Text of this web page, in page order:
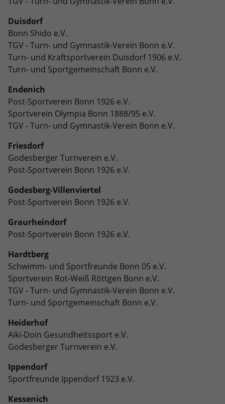
Duisdorf
Bonn Shido e.V.
TGV - Turn- und Gymnastik-Verein Bonn e.V.
Turn- und Kraftsportverein Duisdorf 1906 e.V.
Turn- und Sportgemeinschaft Bonn e.V.
Endenich
Post-Sportverein Bonn 1926 e.V.
Sportverein Olympia Bonn 1888/95 e.V.
TGV - Turn- und Gymnastik-Verein Bonn e.V.
Friesdorf
Godesberger Turnverein e.V.
Post-Sportverein Bonn 1926 e.V.
Godesberg-Villenviertel
Post-Sportverein Bonn 1926 e.V.
Graurheindorf
Post-Sportverein Bonn 1926 e.V.
Hardtberg
Schwimm- und Sportfreunde Bonn 05 e.V.
Sportverein Rot-Weiß Röttgen Bonn e.V.
TGV - Turn- und Gymnastik-Verein Bonn e.V.
Turn- und Sportgemeinschaft Bonn e.V.
Heiderhof
Aiki-Doin Gesundheitssport e.V.
Godesberger Turnverein e.V.
Ippendorf
Sportfreunde Ippendorf 1923 e.V.
Kessenich
eines Analyseberichts darüber, wie es
Seiten in anonymisierter Form.
Anbieter Google LLC
Laufzeit 2 Jahre
Zweck
zu erhalten.